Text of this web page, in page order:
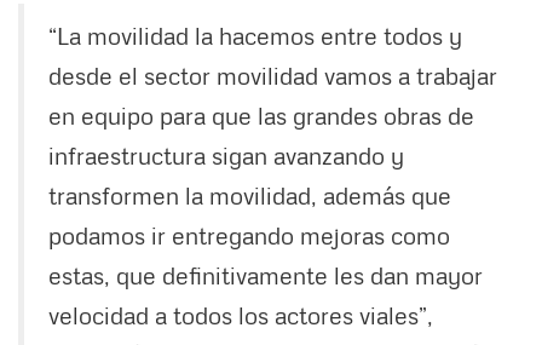
“La movilidad la hacemos entre todos y
desde el sector movilidad vamos a trabajar
en equipo para que las grandes obras de
infraestructura sigan avanzando y
transformen la movilidad, además que
podamos ir entregando mejoras como
estas, que definitivamente les dan mayor
velocidad a todos los actores viales”,